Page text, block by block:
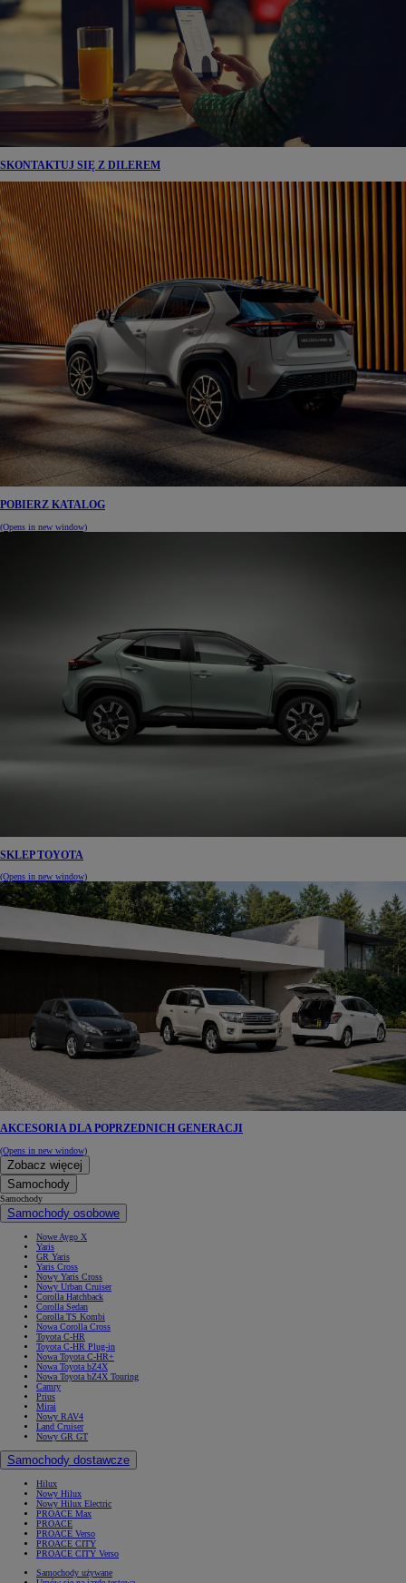
SKONTAKTUJ SIĘ Z DILEREM
POBIERZ KATALOG
(Opens in new window)
SKLEP TOYOTA
(Opens in new window)
AKCESORIA DLA POPRZEDNICH GENERACJI
(Opens in new window)
Zobacz więcej
Samochody
Samochody
Samochody osobowe
Nowe Aygo X
Yaris
GR Yaris
Yaris Cross
Nowy Yaris Cross
Nowy Urban Cruiser
Corolla Hatchback
Corolla Sedan
Corolla TS Kombi
Nowa Corolla Cross
Toyota C-HR
Toyota C-HR Plug-in
Nowa Toyota C-HR+
Nowa Toyota bZ4X
Nowa Toyota bZ4X Touring
Camry
Prius
Mirai
Nowy RAV4
Land Cruiser
Nowy GR GT
Samochody dostawcze
Hilux
Nowy Hilux
Nowy Hilux Electric
PROACE Max
PROACE
PROACE Verso
PROACE CITY
PROACE CITY Verso
Samochody używane